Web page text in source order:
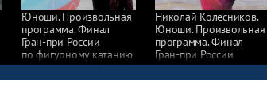
Юноши. Произвольная
программа. Финал
Гран-при России
по фигурному катанию
среди юниоров 2025
Николай Колесников.
Юноши. Произвольная
программа. Финал
Гран-при России
по фигурному катанию
среди юниоров 2025